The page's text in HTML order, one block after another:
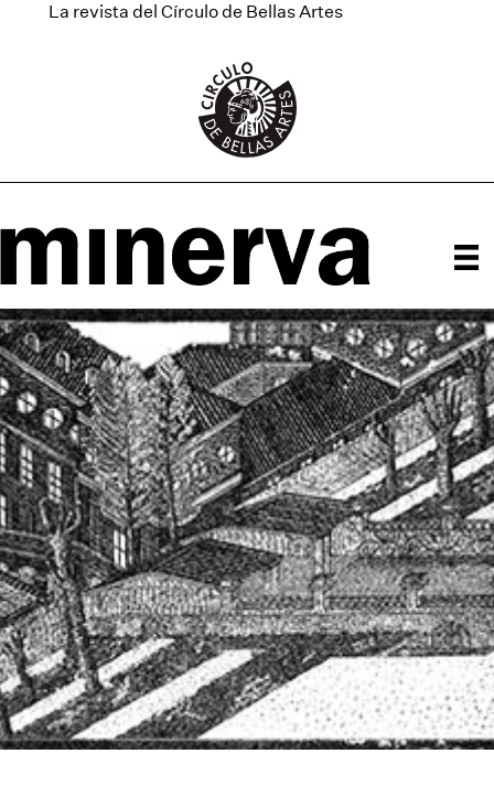
La revista del Círculo de Bellas Artes